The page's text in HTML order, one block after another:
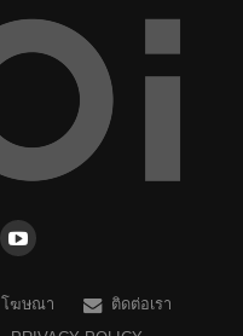
โฆษณา
ติดต่อเรา